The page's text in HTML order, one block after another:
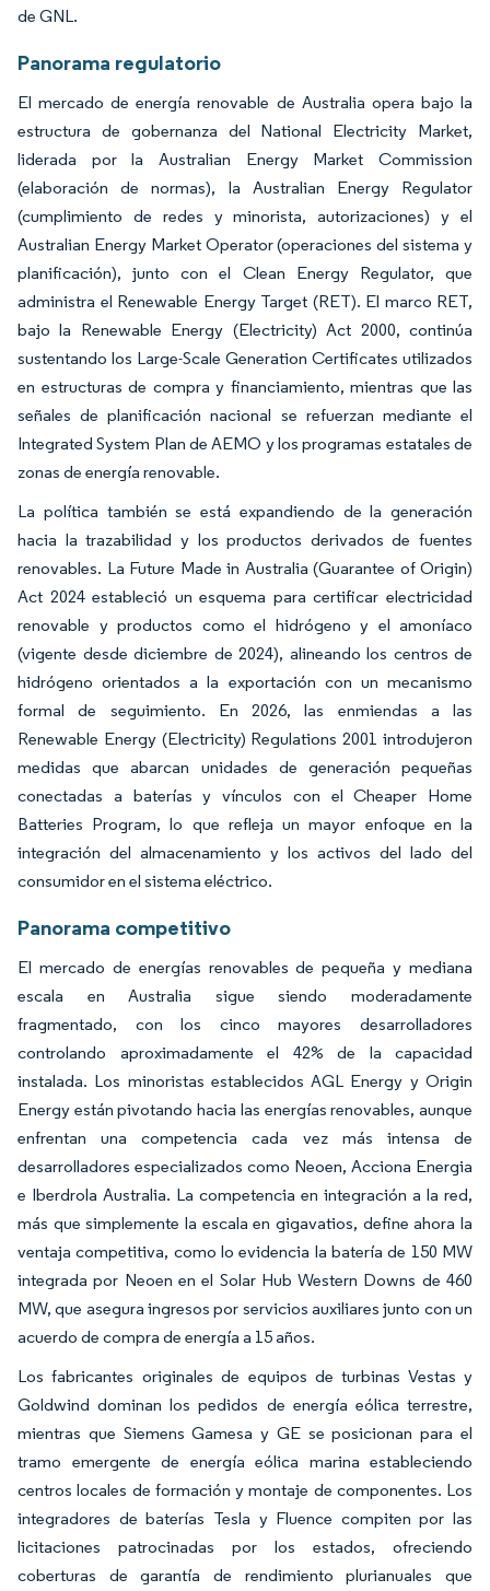
de GNL.
Panorama regulatorio
El mercado de energía renovable de Australia opera bajo la
estructura de gobernanza del National Electricity Market,
liderada por la Australian Energy Market Commission
(elaboración de normas), la Australian Energy Regulator
(cumplimiento de redes y minorista, autorizaciones) y el
Australian Energy Market Operator (operaciones del sistema y
planificación), junto con el Clean Energy Regulator, que
administra el Renewable Energy Target (RET). El marco RET,
bajo la Renewable Energy (Electricity) Act 2000, continúa
sustentando los Large-Scale Generation Certificates utilizados
en estructuras de compra y financiamiento, mientras que las
señales de planificación nacional se refuerzan mediante el
Integrated System Plan de AEMO y los programas estatales de
zonas de energía renovable.
La política también se está expandiendo de la generación
hacia la trazabilidad y los productos derivados de fuentes
renovables. La Future Made in Australia (Guarantee of Origin)
Act 2024 estableció un esquema para certificar electricidad
renovable y productos como el hidrógeno y el amoníaco
(vigente desde diciembre de 2024), alineando los centros de
hidrógeno orientados a la exportación con un mecanismo
formal de seguimiento. En 2026, las enmiendas a las
Renewable Energy (Electricity) Regulations 2001 introdujeron
medidas que abarcan unidades de generación pequeñas
conectadas a baterías y vínculos con el Cheaper Home
Batteries Program, lo que refleja un mayor enfoque en la
integración del almacenamiento y los activos del lado del
consumidor en el sistema eléctrico.
Panorama competitivo
El mercado de energías renovables de pequeña y mediana
escala en Australia sigue siendo moderadamente
fragmentado, con los cinco mayores desarrolladores
controlando aproximadamente el 42% de la capacidad
instalada. Los minoristas establecidos AGL Energy y Origin
Energy están pivotando hacia las energías renovables, aunque
enfrentan una competencia cada vez más intensa de
desarrolladores especializados como Neoen, Acciona Energia
e Iberdrola Australia. La competencia en integración a la red,
más que simplemente la escala en gigavatios, define ahora la
ventaja competitiva, como lo evidencia la batería de 150 MW
integrada por Neoen en el Solar Hub Western Downs de 460
MW, que asegura ingresos por servicios auxiliares junto con un
acuerdo de compra de energía a 15 años.
Los fabricantes originales de equipos de turbinas Vestas y
Goldwind dominan los pedidos de energía eólica terrestre,
mientras que Siemens Gamesa y GE se posicionan para el
tramo emergente de energía eólica marina estableciendo
centros locales de formación y montaje de componentes. Los
integradores de baterías Tesla y Fluence compiten por las
licitaciones patrocinadas por los estados, ofreciendo
coberturas de garantía de rendimiento plurianuales que